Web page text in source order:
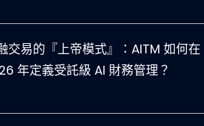
交易的『上帝模式』：AITM 如何在
年定義受託級 AI 財務管理？